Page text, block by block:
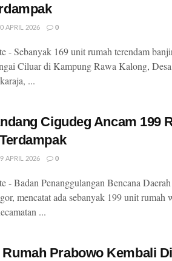
APRIL 2026 0
- Sebanyak 169 unit rumah terendam
Ciluar di Kampung Rawa Kalong,
...
Cigudeg Ancam 199
APRIL 2026 0
- Badan Penanggulangan Bencana
mencatat ada sebanyak 199 unit rumah
...
Prabowo Kembali